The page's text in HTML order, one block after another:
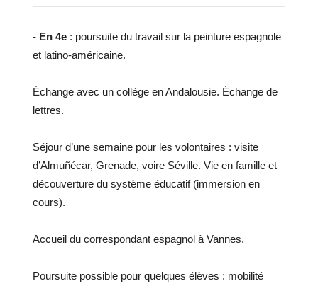
- En 4e : poursuite du travail sur la peinture espagnole
et latino-américaine.
Échange avec un collège en Andalousie. Échange de
lettres.
Séjour d’une semaine pour les volontaires : visite
d’Almuñécar, Grenade, voire Séville. Vie en famille et
découverture du système éducatif (immersion en
cours).
Accueil du correspondant espagnol à Vannes.
Poursuite possible pour quelques élèves : mobilité